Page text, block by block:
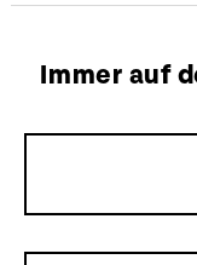
Immer auf